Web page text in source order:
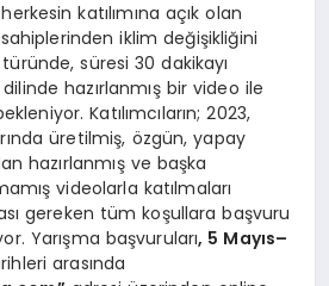
katılımına açık olan
iklim değişikliğini
süresi 30 dakikayı
hazırlanmış bir video ile
Katılımcıların; 2023,
üretilmiş, özgün, yapay
hazırlanmış ve başka
videolarla katılmaları
gereken tüm koşullara başvuru
Yarışma başvuruları, 5 Mayıs–
arasında